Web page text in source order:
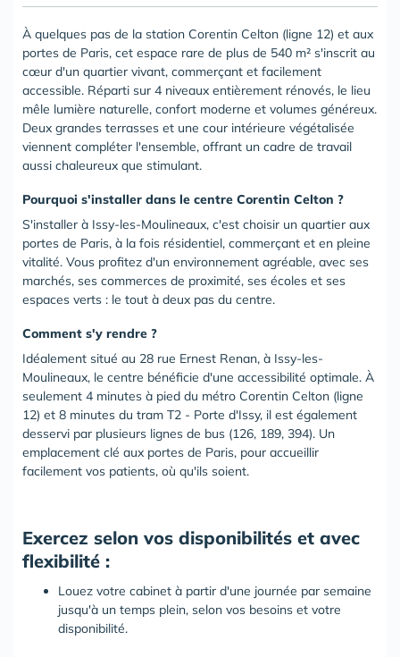
À quelques pas de la station Corentin Celton (ligne 12) et aux
portes de Paris, cet espace rare de plus de 540 m² s'inscrit au
cœur d'un quartier vivant, commerçant et facilement
accessible. Réparti sur 4 niveaux entièrement rénovés, le lieu
mêle lumière naturelle, confort moderne et volumes généreux.
Deux grandes terrasses et une cour intérieure végétalisée
viennent compléter l'ensemble, offrant un cadre de travail
aussi chaleureux que stimulant.
Pourquoi s'installer dans le centre Corentin Celton ?
S'installer à Issy-les-Moulineaux, c'est choisir un quartier aux
portes de Paris, à la fois résidentiel, commerçant et en pleine
vitalité. Vous profitez d'un environnement agréable, avec ses
marchés, ses commerces de proximité, ses écoles et ses
espaces verts : le tout à deux pas du centre.
Comment s'y rendre ?
Idéalement situé au 28 rue Ernest Renan, à Issy-les-
Moulineaux, le centre bénéficie d'une accessibilité optimale. À
seulement 4 minutes à pied du métro Corentin Celton (ligne
12) et 8 minutes du tram T2 - Porte d'Issy, il est également
desservi par plusieurs lignes de bus (126, 189, 394). Un
emplacement clé aux portes de Paris, pour accueillir
facilement vos patients, où qu'ils soient.
Exercez selon vos disponibilités et avec
flexibilité :
Louez votre cabinet à partir d'une journée par semaine
jusqu'à un temps plein, selon vos besoins et votre
disponibilité.